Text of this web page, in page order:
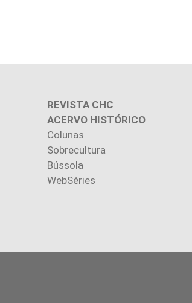
REVISTA CHC
ACERVO HISTÓRICO
Colunas
Sobrecultura
Bússola
WebSéries